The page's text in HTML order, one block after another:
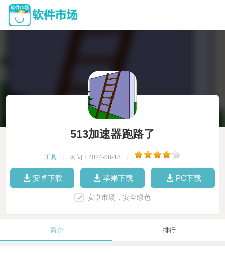
513加速器跑路了
工具 时间：2024-08-18
安卓下载 苹果下载 PC下载
安卓市场，安全绿色
简介 排行